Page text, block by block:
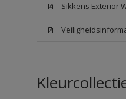
Sikkens Exterior